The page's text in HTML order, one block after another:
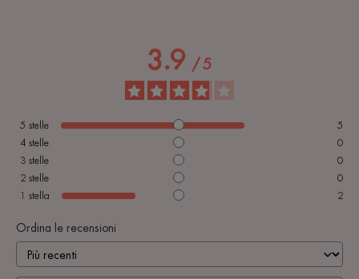
3.9 / 5
5 stelle
5
4 stelle
0
3 stelle
0
2 stelle
0
stella 2
Ordina le recensioni